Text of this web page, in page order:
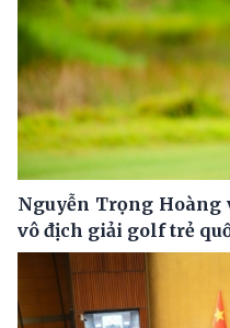
Nguyễn Trọng Hoàng
vô địch giải golf trẻ